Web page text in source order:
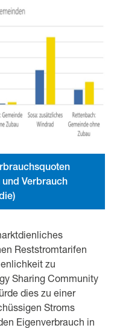
Verbrauch
Reststromtarifen
zu
Sharing Community
dies zu einer
Stroms
Eigenverbrauch in